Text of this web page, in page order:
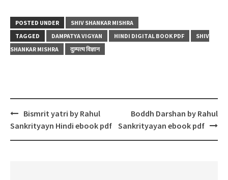
POSTED UNDER
SHIV SHANKAR MISHRA
TAGGED
DAMPATYA VIGYAN HINDI DIGITAL BOOK PDF
SHIV
SHANKAR MISHRA
दुाम्पत्य विज्ञान
Post
navigation
Bismrit yatri by Rahul
Sankrityayn Hindi ebook pdf
Boddh Darshan by Rahul
Sankrityayan ebook pdf